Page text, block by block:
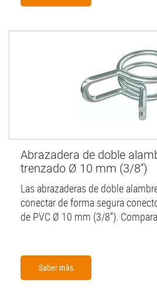
Abrazadera de doble
trenzado Ø 10 mm (3/8'')
Las abrazaderas de doble
conectar de forma segura
de PVC Ø 10 mm (3/8'').
Saber màs